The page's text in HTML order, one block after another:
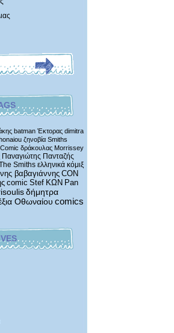
batman Έκτορας dimitra
ζηνοβία Smiths
δράκουλας Morrissey
Παναγιώτης Πανταζής
Smiths ελληνικά κόμιξ
βαβαγιάννης CON
comic Stef ΚΩΝ Pan
δήμητρα
Οθωναίου comics